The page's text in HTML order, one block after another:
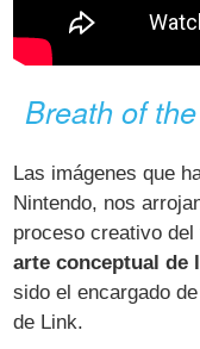
Breath of
Las imágenes que
Nintendo, nos
proceso creativo
arte conceptual de
sido el encargado
de Link.